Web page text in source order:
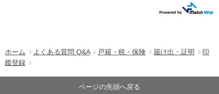
ホーム よくある質問 Q&A 戸籍・税・保険 届け出・証明
印
鑑登録
ページの先頭へ戻る